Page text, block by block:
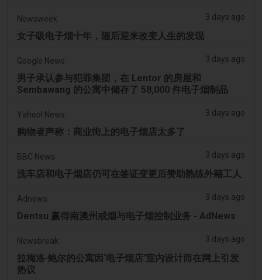
Newsweek 3 days ago
女子吸电子烟十年，随后迎来改变人生的发现
Google News 3 days ago
男子承认参与犯罪集团，在 Lentor 的房屋和
Sembawang 的公寓中储存了 58,000 件电子烟制品
Yahoo! News 3 days ago
购物者声称：商业街上的电子烟店太多了
BBC News 3 days ago
洗车店和电子烟店仍可在签证变更后赞助熟练外籍工人
Adnews 3 days ago
Dentsu 赢得南澳州戒烟与电子烟控制业务 - AdNews
Newsbreak 3 days ago
拉梅洛·鲍尔的公寓因‘电子烟店’室内设计而在网上引发
热议